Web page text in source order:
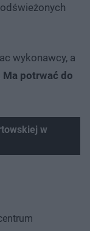
wykonawcy, a
Ma potrwać do
w